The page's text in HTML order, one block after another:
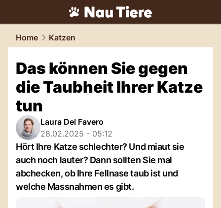
tiere.NAU.ch
Home Katzen
Das können Sie gegen
die Taubheit Ihrer Katze
tun
Laura Del Favero
28.02.2025 - 05:12
Hört Ihre Katze schlechter? Und miaut sie
auch noch lauter? Dann sollten Sie mal
abchecken, ob Ihre Fellnase taub ist und
welche Massnahmen es gibt.